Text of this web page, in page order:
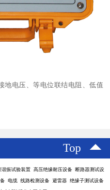
地电压、等电位联结电阻、低值
Top
振试验装置 高压绝缘耐压设备 断路器测试设
电缆 线路检测设备 避雷器 绝缘子测试设备